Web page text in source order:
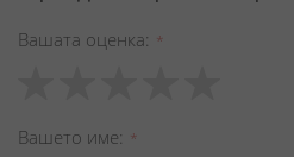
Вашата оценка
star
stars
stars
stars
stars
Вашето име